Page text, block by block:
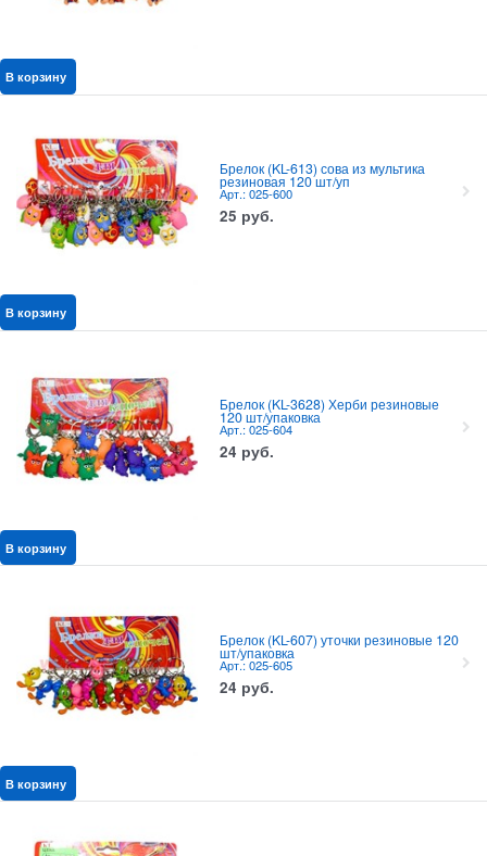
В корзину
Брелок (KL-613) сова из мультика
резиновая 120 шт/уп
Арт.: 025-600
25 руб.
В корзину
Брелок (KL-3628) Херби резиновые
120 шт/упаковка
Арт.: 025-604
24 руб.
В корзину
Брелок (KL-607) уточки резиновые 120
шт/упаковка
Арт.: 025-605
24 руб.
В корзину